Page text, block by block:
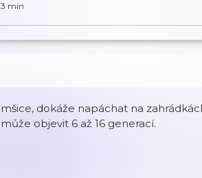
3 min
dokáže napáchat na
objevit 6 až 16 generací.